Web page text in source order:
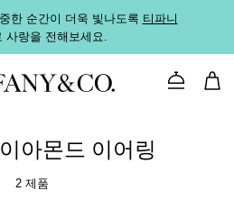
한 순간이 더욱 빛나도록 티파니
사랑을 전해보세요.
문의하기
아몬드 이어링
2 제품